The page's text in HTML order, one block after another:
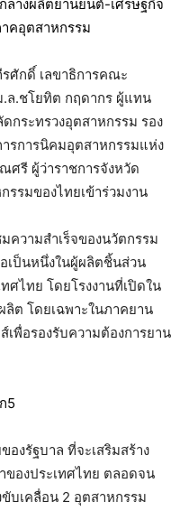
ศักดิ์ เลขาธิการคณะ
.ล.ชโยทิต กฤดากร ผู้แทน
กระทรวงอุตสาหกรรม รอง
รการนิคมอุตสาหกรรมแห่ง
ศรี ผู้ว่าราชการจังหวัด
รมของไทยเข้าร่วมงาน
ความสำเร็จของนวัตกรรม
เป็นหนึ่งในผู้ผลิตชิ้นส่วน
ศไทย โดยโรงงานที่เปิดใน
ลิต โดยเฉพาะในภาคยาน
พื่อรองรับความต้องการยาน
งรัฐบาล ที่จะเสริมสร้าง
องประเทศไทย ตลอดจน
บเคลื่อน 2 อุตสาหกรรม